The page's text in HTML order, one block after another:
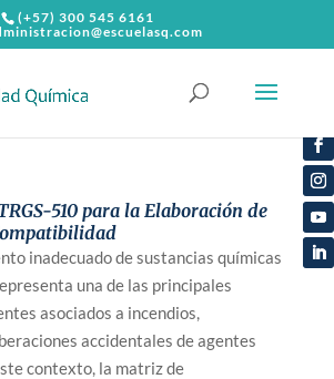
(+57) 300 545 6161
510 para la Elaboración de
inadecuado de sustancias químicas
una de las principales
asociados a incendios,
accidentales de agentes
contexto, la matriz de